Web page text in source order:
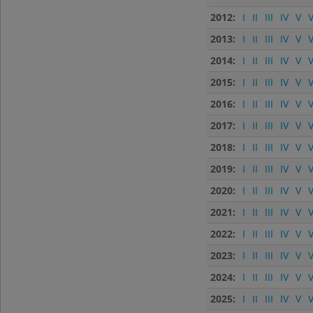
2012:
I II III IV V
2013:
I II III IV V
2014:
I II III IV V
2015:
I II III IV V
2016:
I II III IV V
2017:
I II III IV V
2018:
I II III IV V
2019:
I II III IV V
2020:
I II III IV V
2021:
I II III IV V
2022:
I II III IV V
2023:
I II III IV V
2024:
I II III IV V
2025:
I II III IV V